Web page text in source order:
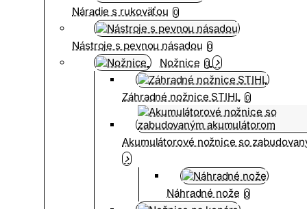
Náradie s rukoväťou 0
Nástroje s pevnou násadou 0
Nožnice 0
Záhradné nožnice STIHL 0
Akumulátorové nožnice so
Náhradné nože 0